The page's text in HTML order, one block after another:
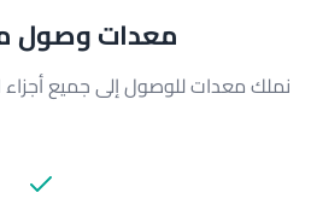
معدات وصول
نملك معدات للوصول إلى جميع